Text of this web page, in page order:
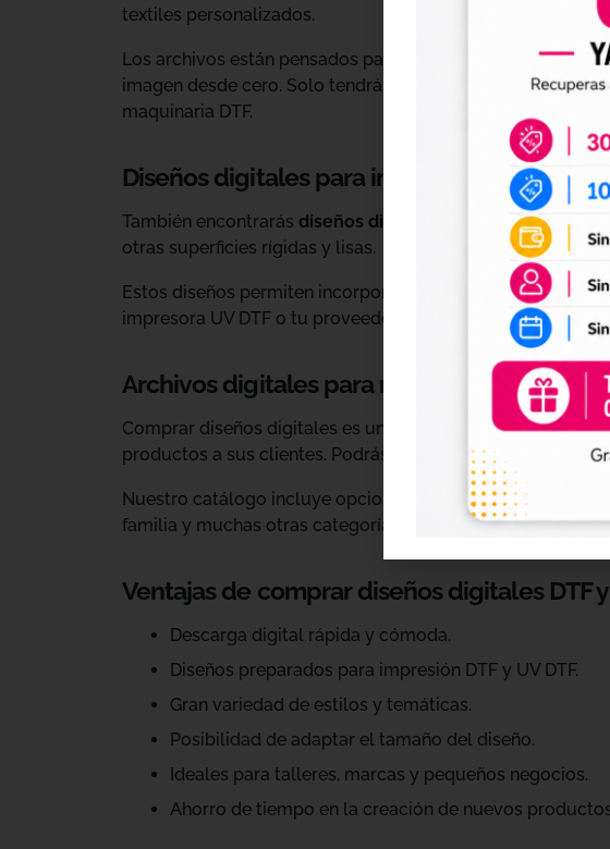
textiles personalizados.
Los archivos están pensados para facilitar la preparación
imagen desde cero. Solo tendrás que adaptar el tamaño
maquinaria DTF.
Diseños digitales para impresión UV DTF
También encontrarás diseños digitales para UV DTF,
otras superficies rígidas y lisas.
Estos diseños permiten incorporar nuevas opciones a tu
impresora UV DTF o tu proveedor habitual de impresión.
Archivos digitales para negocios de
Comprar diseños digitales es una solución práctica para
productos a sus clientes. Podrás escoger diseños de
Nuestro catálogo incluye opciones para celebraciones,
familia y muchas otras categorías.
Ventajas de comprar diseños digitales DTF y
Descarga digital rápida y cómoda.
Diseños preparados para impresión DTF y UV DTF.
Gran variedad de estilos y temáticas.
Posibilidad de adaptar el tamaño del diseño.
Ideales para talleres, marcas y pequeños negocios.
Ahorro de tiempo en la creación de nuevos